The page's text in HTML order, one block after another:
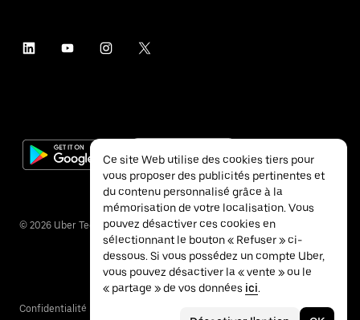
© 2026 Uber Technologies Inc.
Confidentialité
Ce site Web utilise des cookies tiers pour
vous proposer des publicités pertinentes et
du contenu personnalisé grâce à la
mémorisation de votre localisation. Vous
pouvez désactiver ces cookies en
sélectionnant le bouton « Refuser » ci-
dessous. Si vous possédez un compte Uber,
vous pouvez désactiver la « vente » ou le
« partage » de vos données ici.